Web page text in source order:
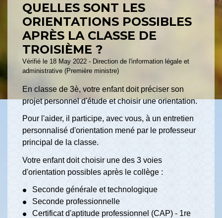
QUELLES SONT LES
ORIENTATIONS POSSIBLES
APRÈS LA CLASSE DE
TROISIÈME ?
Vérifié le 18 May 2022 - Direction de l'information légale et
administrative (Première ministre)
En classe de 3è, votre enfant doit préciser son
projet personnel d'étude et choisir une orientation.
Pour l'aider, il participe, avec vous, à un entretien
personnalisé d'orientation mené par le professeur
principal de la classe.
Votre enfant doit choisir une des 3 voies
d'orientation possibles après le collège :
Seconde générale et technologique
Seconde professionnelle
Certificat d'aptitude professionnel (CAP) - 1re